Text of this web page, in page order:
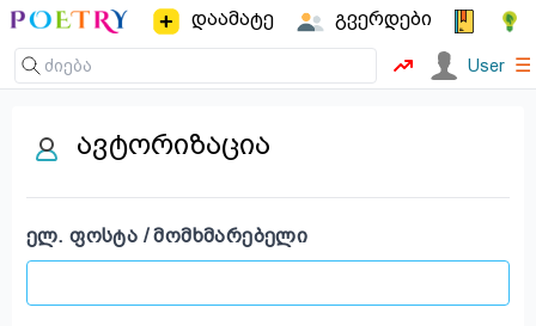
დაამატე გვერდები
User ☰
ავტორიზაცია
ᲔᲚ. ᲤᲝᲡᲢᲐ / ᲛᲝᲛᲮᲛᲐᲠᲔᲑᲔᲚᲘ